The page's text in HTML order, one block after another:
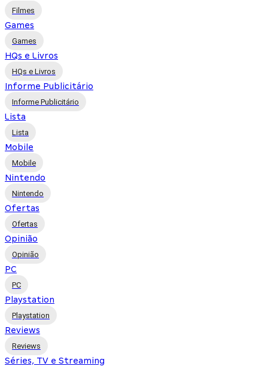
Filmes
Games
Games
HQs e Livros
HQs e Livros
Informe Publicitário
Informe Publicitário
Lista
Lista
Mobile
Mobile
Nintendo
Nintendo
Ofertas
Ofertas
Opinião
Opinião
PC
PC
Playstation
Playstation
Reviews
Reviews
Séries, TV e Streaming